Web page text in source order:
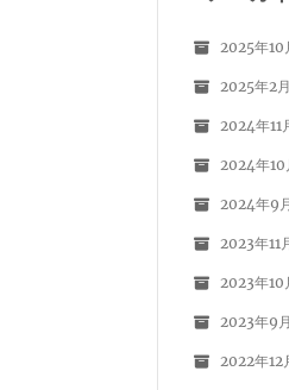
2025年10
2025年2月
2024年11
2024年10
2024年9
2023年11
2023年10
2023年9月
2022年12